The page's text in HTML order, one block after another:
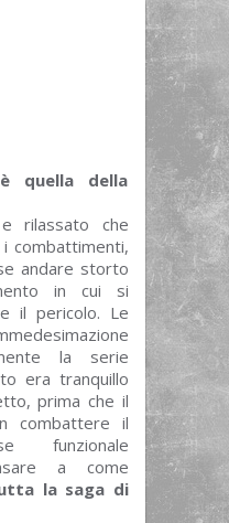
quella della
rilassato che
combattimenti,
andare storto
in cui si
il pericolo. Le
la serie
era tranquillo
prima che il
combattere il
funzionale
a come
la saga di